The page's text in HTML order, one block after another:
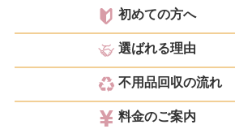
初めての方へ
選ばれる理由
不用品回収の流れ
料金のご案内